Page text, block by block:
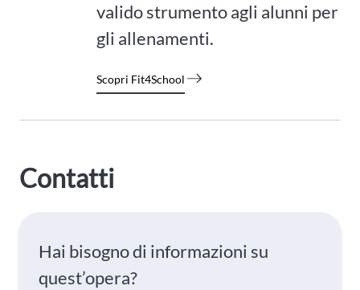
valido strumento agli alunni per
gli allenamenti.
Scopri Fit4School
Contatti
Hai bisogno di informazioni su
quest’opera?